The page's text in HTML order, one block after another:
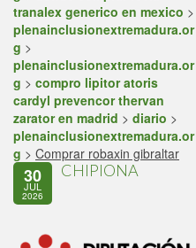
tranalex generico en mexico >
plenainclusionextremadura.or
g >
plenainclusionextremadura.or
g > compro lipitor atoris
cardyl prevencor thervan
zarator en madrid > diario >
plenainclusionextremadura.or
g > Comprar robaxin gibraltar
30
JUL
2026
CHIPIONA